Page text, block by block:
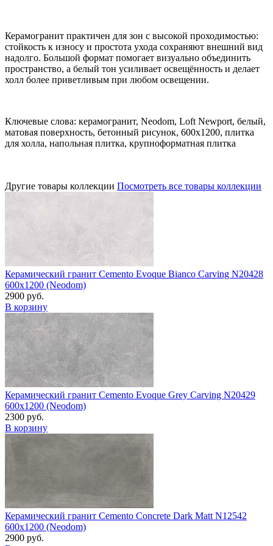
Керамогранит практичен для зон с высокой проходимостью:
стойкость к износу и простота ухода сохраняют внешний вид
надолго. Большой формат помогает визуально объединить
пространство, а белый тон усиливает освещённость и делает
холл более приветливым при любом освещении.
Ключевые слова: керамогранит, Neodom, Loft Newport, белый,
матовая поверхность, бетонный рисунок, 600x1200, плитка
для холла, напольная плитка, крупноформатная плитка
Другие товары коллекции Посмотреть все товары коллекции
Керамический гранит Cemento Evoque Bianco Carving N20428
600x1200 (Neodom)
2900 руб.
В корзину
Керамический гранит Cemento Evoque Grey Carving N20429
600x1200 (Neodom)
2300 руб.
В корзину
Керамический гранит Cemento Concrete Dark Matt N12542
600x1200 (Neodom)
2900 руб.